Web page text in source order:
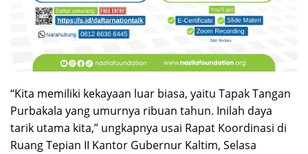
“Kita memiliki kekayaan luar biasa, yaitu Tapak Tangan
Purbakala yang umurnya ribuan tahun. Inilah daya
tarik utama kita,” ungkapnya usai Rapat Koordinasi di
Ruang Tepian II Kantor Gubernur Kaltim, Selasa